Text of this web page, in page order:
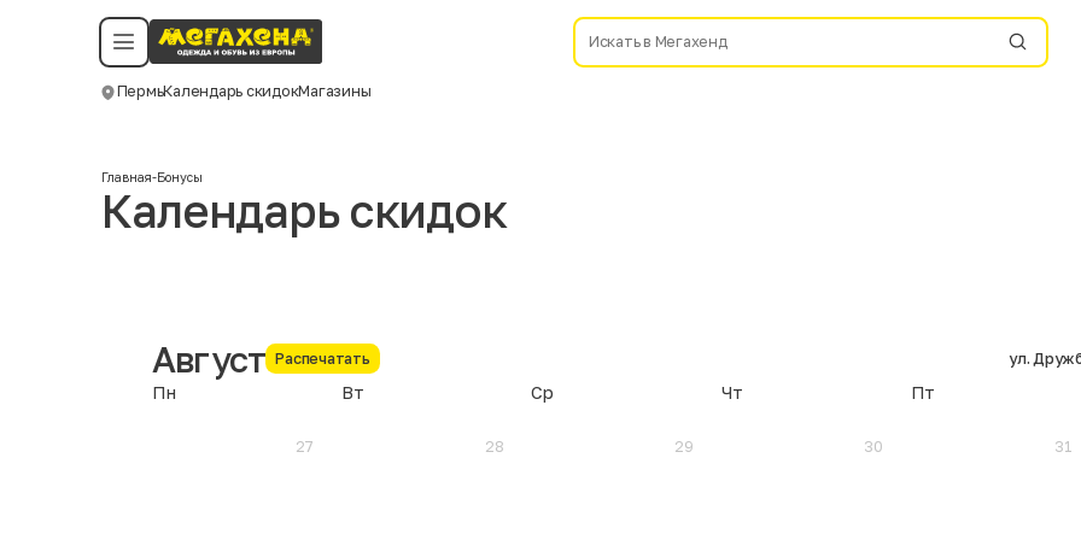
ПермьКалендарь скидокМагазины
Политика конфиденциальности
©️ Мегахенд 2026. Все права защищены.
Смотреть все даты
Главная-Бонусы
Календарь скидок
Август Распечатать ул.
Пн Вт Ср Чт Пт
27 28 29 30 31